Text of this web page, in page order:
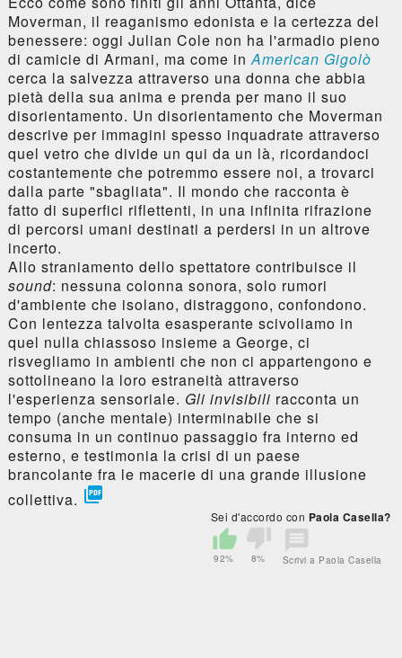
Moverman, il reaganismo edonista e la certezza del
benessere: oggi Julian Cole non ha l'armadio pieno
di camicie di Armani, ma come inAmerican Gigolò
cerca la salvezza attraverso una donna che abbia
pietà della sua anima e prenda per mano il suo
disorientamento. Un disorientamento che Moverman
descrive per immagini spesso inquadrate attraverso
quel vetro che divide un qui da un là, ricordandoci
costantemente che potremmo essere noi, a trovarci
dalla parte "sbagliata". Il mondo che racconta è
fatto di superfici riflettenti, in una infinita rifrazione
di percorsi umani destinati a perdersi in un altrove
incerto.
Allo straniamento dello spettatore contribuisce il
sound: nessuna colonna sonora, solo rumori
d'ambiente che isolano, distraggono, confondono.
Con lentezza talvolta esasperante scivoliamo in
quel nulla chiassoso insieme a George, ci
risvegliamo in ambienti che non ci appartengono e
sottolineano la loro estraneità attraverso
l'esperienza sensoriale. Gli invisibili racconta un
tempo (anche mentale) interminabile che si
consuma in un continuo passaggio fra interno ed
esterno, e testimonia la crisi di un paese
brancolante fra le macerie di una grande illusione
collettiva. 
Sei d'accordo con Paola Casella?
92% 8% Scrivi a Paola Casella